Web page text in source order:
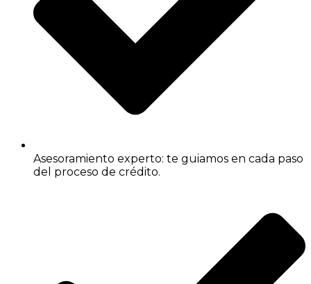
Asesoramiento experto: te guiamos en cada paso
del proceso de crédito.